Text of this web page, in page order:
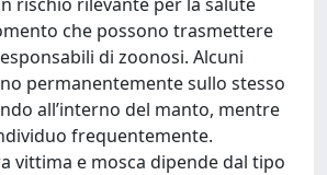
che possono trasmettere
di zoonosi. Alcuni
permanentemente sullo stesso
all’interno del manto, mentre
frequentemente.
vittima e mosca dipende dal tipo